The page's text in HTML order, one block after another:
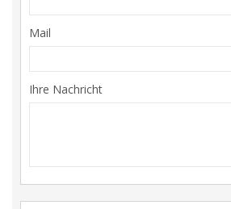
Mail
Ihre Nachricht